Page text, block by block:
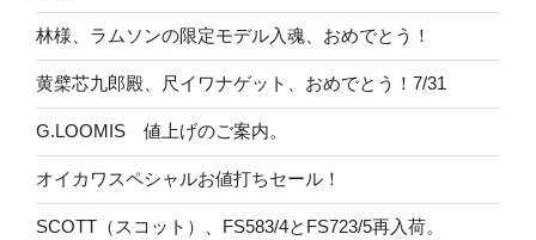
林様、ラムソンの限定モデル入魂、おめでとう！
黄檗芯九郎殿、尺イワナゲット、おめでとう！7/31
G.LOOMIS 値上げのご案内。
オイカワスペシャルお値打ちセール！
SCOTT（スコット）、FS583/4とFS723/5再入荷。